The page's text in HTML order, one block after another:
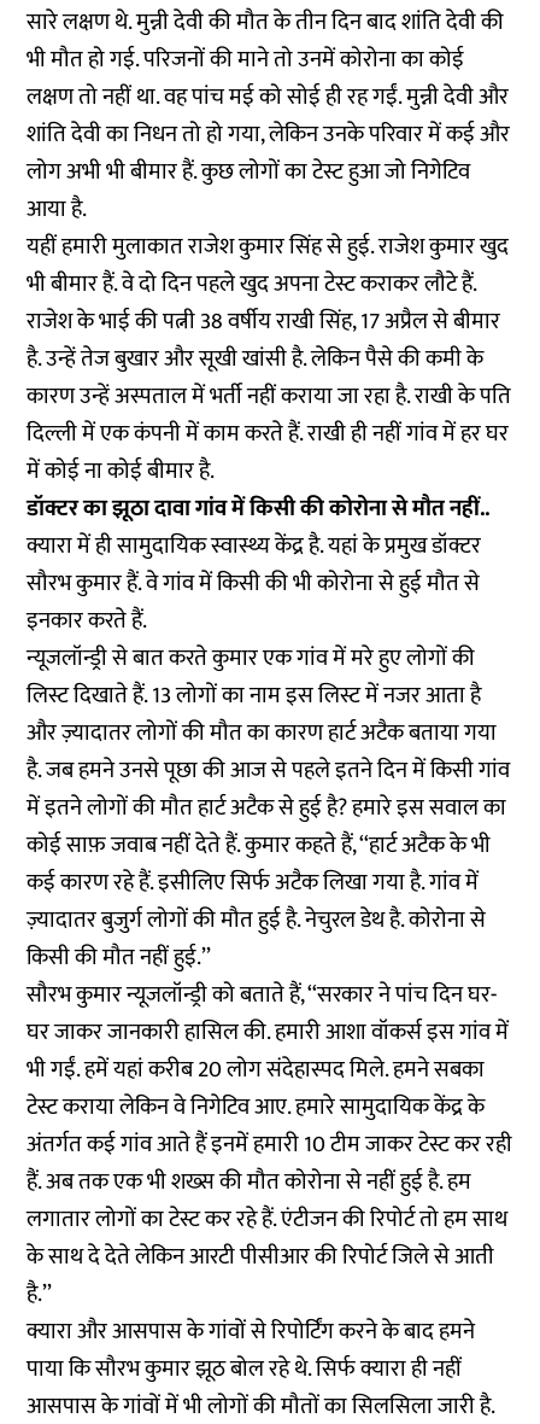
सारे लक्षण थे. मुन्नी देवी की मौत के तीन दिन बाद शांति देवी की
भी मौत हो गई. परिजनों की माने तो उनमें कोरोना का कोई
लक्षण तो नहीं था. वह पांच मई को सोई ही रह गईं. मुन्नी देवी और
शांति देवी का निधन तो हो गया, लेकिन उनके परिवार में कई और
लोग अभी भी बीमार हैं. कुछ लोगों का टेस्ट हुआ जो निगेटिव
आया है.
यहीं हमारी मुलाकात राजेश कुमार सिंह से हुई. राजेश कुमार खुद
भी बीमार हैं. वे दो दिन पहले खुद अपना टेस्ट कराकर लौटे हैं.
राजेश के भाई की पत्नी 38 वर्षीय राखी सिंह, 17 अप्रैल से बीमार
है. उन्हें तेज बुखार और सूखी खांसी है. लेकिन पैसे की कमी के
कारण उन्हें अस्पताल में भर्ती नहीं कराया जा रहा है. राखी के पति
दिल्ली में एक कंपनी में काम करते हैं. राखी ही नहीं गांव में हर घर
में कोई ना कोई बीमार है.
डॉक्टर का झूठा दावा गांव में किसी की कोरोना से मौत नहीं..
क्यारा में ही सामुदायिक स्वास्थ्य केंद्र है. यहां के प्रमुख डॉक्टर
सौरभ कुमार हैं. वे गांव में किसी की भी कोरोना से हुई मौत से
इनकार करते हैं.
न्यूजलॉन्ड्री से बात करते कुमार एक गांव में मरे हुए लोगों की
लिस्ट दिखाते हैं. 13 लोगों का नाम इस लिस्ट में नजर आता है
और ज़्यादातर लोगों की मौत का कारण हार्ट अटैक बताया गया
है. जब हमने उनसे पूछा की आज से पहले इतने दिन में किसी गांव
में इतने लोगों की मौत हार्ट अटैक से हुई है? हमारे इस सवाल का
कोई साफ़ जवाब नहीं देते हैं. कुमार कहते हैं, ‘‘हार्ट अटैक के भी
कई कारण रहे हैं. इसीलिए सिर्फ अटैक लिखा गया है. गांव में
ज़्यादातर बुजुर्ग लोगों की मौत हुई है. नेचुरल डेथ है. कोरोना से
किसी की मौत नहीं हुई.’’
सौरभ कुमार न्यूजलॉन्ड्री को बताते हैं, ‘‘सरकार ने पांच दिन घर-
घर जाकर जानकारी हासिल की. हमारी आशा वॉकर्स इस गांव में
भी गईं. हमें यहां करीब 20 लोग संदेहास्पद मिले. हमने सबका
टेस्ट कराया लेकिन वे निगेटिव आए. हमारे सामुदायिक केंद्र के
अंतर्गत कई गांव आते हैं इनमें हमारी 10 टीम जाकर टेस्ट कर रही
हैं. अब तक एक भी शख्स की मौत कोरोना से नहीं हुई है. हम
लगातार लोगों का टेस्ट कर रहे हैं. एंटीजन की रिपोर्ट तो हम साथ
के साथ दे देते लेकिन आरटी पीसीआर की रिपोर्ट जिले से आती
है.’’
क्यारा और आसपास के गांवों से रिपोर्टिंग करने के बाद हमने
पाया कि सौरभ कुमार झूठ बोल रहे थे. सिर्फ क्यारा ही नहीं
आसपास के गांवों में भी लोगों की मौतों का सिलसिला जारी है.